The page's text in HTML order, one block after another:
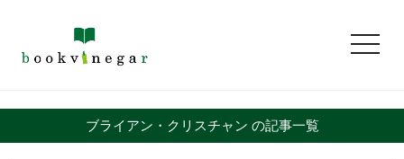
ブライアン・クリスチャン の記事一覧